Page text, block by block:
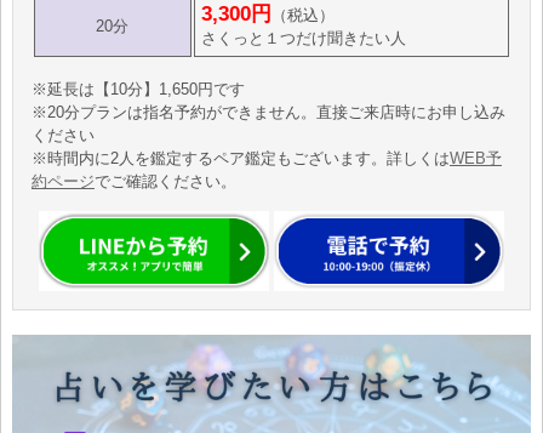
20分
3,300円
（税込）
さくっと１つだけ聞きたい人
※延長は【10分】1,650円です
※20分プランは指名予約ができません。直接ご来店時にお申し込み
ください
※時間内に2人を鑑定するペア鑑定もございます。詳しくはWEB予
約ページでご確認ください。